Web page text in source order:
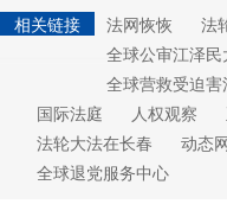
相关链接 法网恢恢 法
全球公审江泽民
全球营救受迫
国际法庭
人权观察
法轮大法在长春
动态
全球退党服务中心